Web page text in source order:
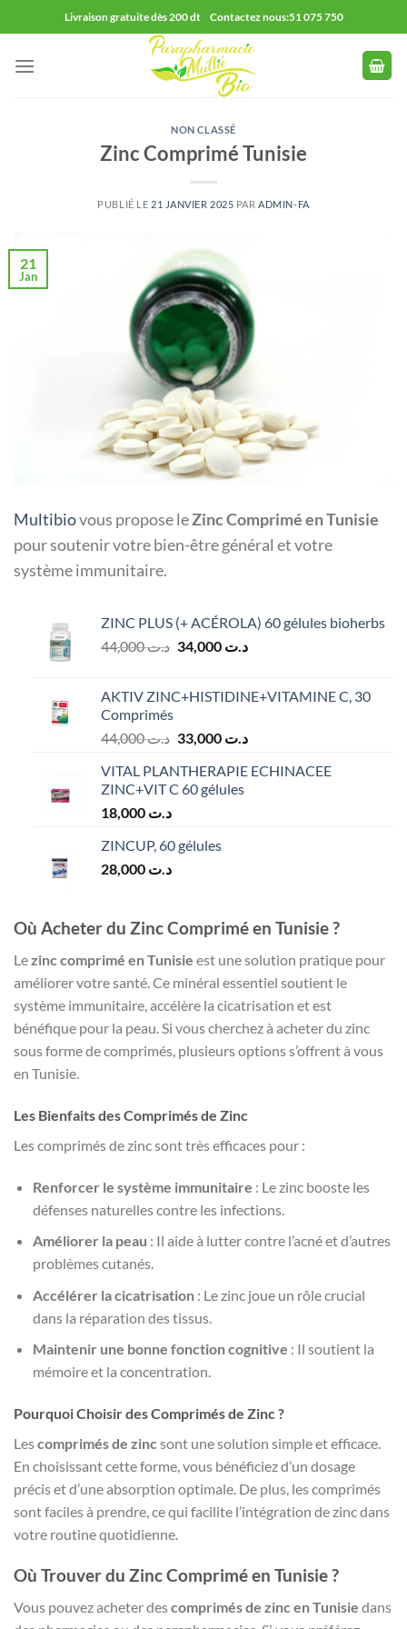
au
contenu
Livraison gratuite dès 200 dt Contactez nous:51 075 750
NON CLASSÉ
Zinc Comprimé Tunisie
PUBLIÉ LE 21 JANVIER 2025 PAR ADMIN-FA
21
Jan
Multibiovous propose leZinc Comprimé en Tunisie
pour soutenir votre bien-être général et votre
système immunitaire.
ZINC PLUS (+ ACÉROLA) 60 gélules bioherbs
د.ت44,000
Le
était :
د.ت 34,000
Le
est :
AKTIV ZINC+HISTIDINE+VITAMINE C, 30
Comprimés
د.ت44,000
Le
initial
était :
د.ت 33,000
Le
actuel
VITAL PLANTHERAPIE ECHINACEE
ZINC+VIT C 60 gélules
د.ت 18,000
ZINCUP, 60 gélules
د.ت 28,000
Où Acheter du Zinc Comprimé en Tunisie ?
Lezinc comprimé en Tunisie est une solution pratique pour
améliorer votre santé. Ce minéral essentiel soutient le
système immunitaire, accélère la cicatrisation et est
bénéfique pour la peau. Si vous cherchez à acheter du zinc
sous forme de comprimés, plusieurs options s’offrent à vous
en Tunisie.
Les Bienfaits des Comprimés de Zinc
Les comprimés de zinc sont très efficaces pour :
Renforcer le système immunitaire : Le zinc booste les
défenses naturelles contre les infections.
Améliorer la peau : Il aide à lutter contre l’acné et d’autres
problèmes cutanés.
Accélérer la cicatrisation: Le zinc joue un rôle crucial
dans la réparation des tissus.
Maintenir une bonne fonction cognitive : Il soutient la
mémoire et la concentration.
Pourquoi Choisir des Comprimés de Zinc ?
Lescomprimés de zincsont une solution simple et efficace.
En choisissant cette forme, vous bénéficiez d’un dosage
précis et d’une absorption optimale. De plus, les comprimés
sont faciles à prendre, ce qui facilite l’intégration de zinc dans
votre routine quotidienne.
Où Trouver du Zinc Comprimé en Tunisie ?
Vous pouvez acheter descomprimés de zinc en Tunisie dans